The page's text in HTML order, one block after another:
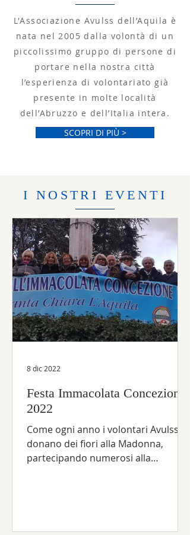
L'Associazione Avulss dell’Aquila è
nata nel 2005 dalla volontà di un
piccolissimo gruppo di persone di
portare nella nostra città
l’esperienza di volontariato già
presente in molte località
dell’Abruzzo e dell’Italia intera.
SCOPRI DI PIÙ >
I NOSTRI EVENTI
Festa Immacolata Concezione
2022
Come ogni anno i volontari Avulss
donano dei fiori alla Madonna,
partecipando numerosi alla
8 dic 2022